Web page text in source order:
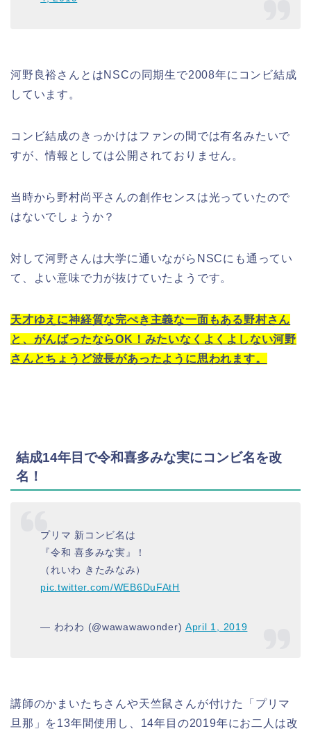
河野良裕さんとはNSCの同期生で2008年にコンビ結成
しています。
コンビ結成のきっかけはファンの間では有名みたいで
すが、情報としては公開されておりません。
当時から野村尚平さんの創作センスは光っていたので
はないでしょうか？
対して河野さんは大学に通いながらNSCにも通ってい
て、よい意味で力が抜けていたようです。
天才ゆえに神経質な完ぺき主義な一面もある野村さん
と、がんばったならOK！みたいなくよくよしない河野
さんとちょうど波長があったように思われます。
結成14年目で令和喜多みな実にコンビ名を改
名！
プリマ 新コンビ名は
『令和 喜多みな実』！
（れいわ きたみなみ）
pic.twitter.com/WEB6DuFAtH
— わわわ (@wawawawonder)April 1, 2019
講師のかまいたちさんや天竺鼠さんが付けた「プリマ
旦那」を13年間使用し、14年目の2019年にお二人は改